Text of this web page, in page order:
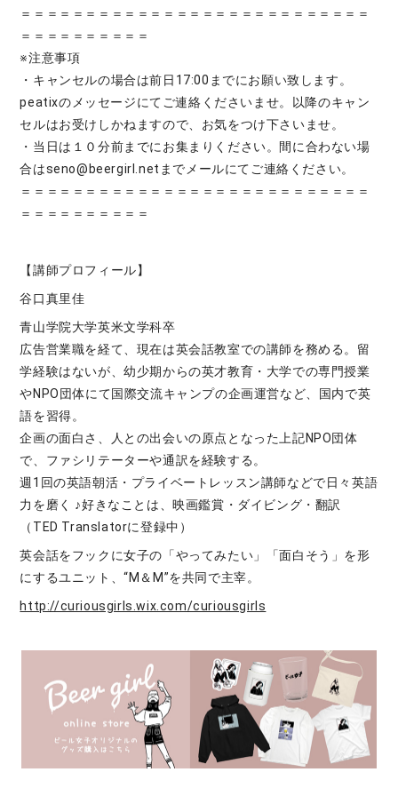
＝＝＝＝＝＝＝＝＝＝＝＝＝＝＝＝＝＝＝＝＝＝＝＝＝＝＝
＝＝＝＝＝＝＝＝＝＝
※注意事項
・キャンセルの場合は前日17:00までにお願い致します。
peatixのメッセージにてご連絡くださいませ。以降のキャン
セルはお受けしかねますので、お気をつけ下さいませ。
・当日は１０分前までにお集まりください。間に合わない場
合はseno@beergirl.netまでメールにてご連絡ください。
＝＝＝＝＝＝＝＝＝＝＝＝＝＝＝＝＝＝＝＝＝＝＝＝＝＝＝
＝＝＝＝＝＝＝＝＝＝
【講師プロフィール】
谷口真里佳
青山学院大学英米文学科卒
広告営業職を経て、現在は英会話教室での講師を務める。留
学経験はないが、幼少期からの英才教育・大学での専門授業
やNPO団体にて国際交流キャンプの企画運営など、国内で英
語を習得。
企画の面白さ、人との出会いの原点となった上記NPO団体
で、ファシリテーターや通訳を経験する。
週1回の英語朝活・プライベートレッスン講師などで日々英語
力を磨く ♪好きなことは、映画鑑賞・ダイビング・翻訳
（TED Translatorに登録中）
英会話をフックに女子の「やってみたい」「面白そう」を形
にするユニット、“M＆M”を共同で主宰。
http://curiousgirls.wix.com/curiousgirls